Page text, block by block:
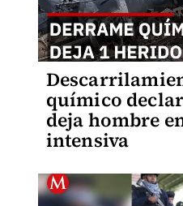
químico
deja hombre
intensiva